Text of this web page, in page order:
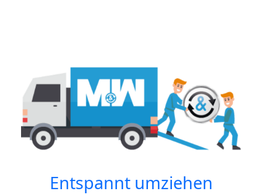
Entspannt umziehen